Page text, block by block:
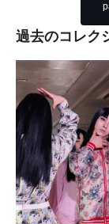
過去のコレク